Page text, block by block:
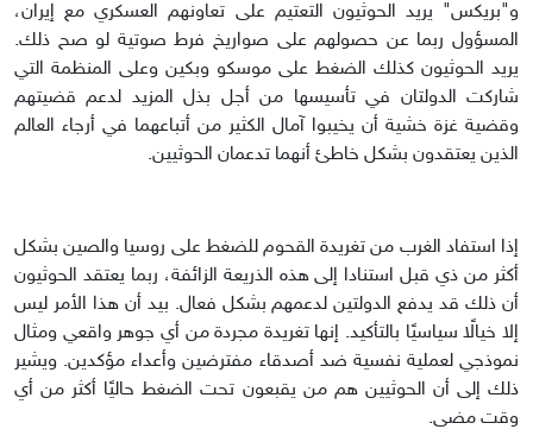
و"بريكس" يريد الحوثيون التعتيم على تعاونهم العسكري مع إيران،
المسؤول ربما عن حصولهم على صواريخ فرط صوتية لو صح ذلك.
يريد الحوثيون كذلك الضغط على موسكو وبكين وعلى المنظمة التي
شاركت الدولتان في تأسيسها من أجل بذل المزيد لدعم قضيتهم
وقضية غزة خشية أن يخيبوا آمال الكثير من أتباعهما في أرجاء العالم
الذين يعتقدون بشكل خاطئ أنهما تدعمان الحوثيين.
إذا استفاد الغرب من تغريدة القحوم للضغط على روسيا والصين بشكل
أكثر من ذي قبل استنادا إلى هذه الذريعة الزائفة، ربما يعتقد الحوثيون
أن ذلك قد يدفع الدولتين لدعمهم بشكل فعال. بيد أن هذا الأمر ليس
إلا خيالًا سياسيًا بالتأكيد. إنها تغريدة مجردة من أي جوهر واقعي ومثال
نموذجي لعملية نفسية ضد أصدقاء مفترضين وأعداء مؤكدين. ويشير
ذلك إلى أن الحوثيين هم من يقبعون تحت الضغط حاليًا أكثر من أي
وقت مضى.